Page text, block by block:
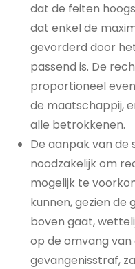
dat de feiten
dat enkel de
gevorderd door
passend is. De
proportioneel
de maatschappij,
alle betrokkenen.
De aanpak van de
noodzakelijk om
mogelijk te
kunnen, gezien de
boven gaat,
op de omvang
gevangenisstraf,